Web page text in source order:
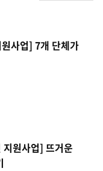
사업] 7개 단체가
원사업] 뜨거운